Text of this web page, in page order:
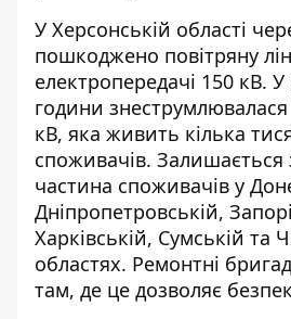
У Херсонській області
пошкоджено повітряну
електропередачі 150 кВ. У
години знеструмлювалася
кВ, яка живить кілька
споживачів.
частина споживачів у
Дніпропетровській,
Харківській, Сумській та
областях. Ремонтні
там, де це дозволяє